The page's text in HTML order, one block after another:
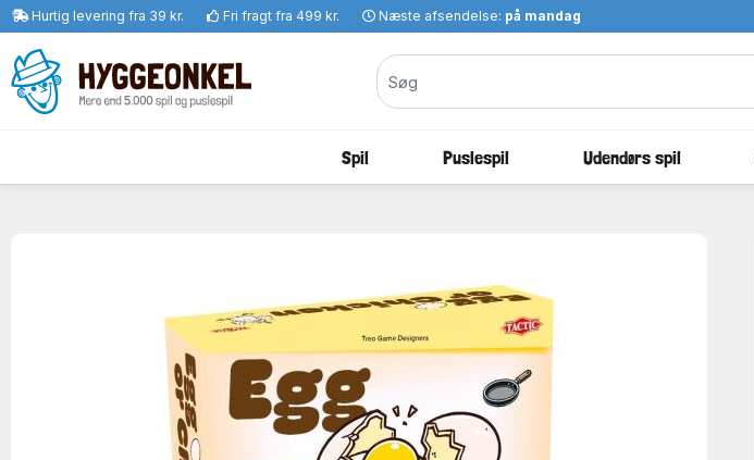
Hurtig levering fra 39 kr. Fri fragt fra 499 kr. Næste afsendelse: på mandag
Spil Puslespil Udendørs spil